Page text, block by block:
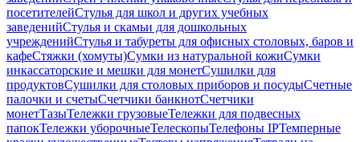
посетителейСтулья для школ и других учебных
заведенийСтулья и скамьи для дошкольных
учрежденийСтулья и табуреты для офисных столовых, баров и
кафеСтяжки (хомуты)Сумки из натуральной кожиСумки
инкассаторские и мешки для монетСушилки для
продуктовСушилки для столовых приборов и посудыСчетные
палочки и счетыСчетчики банкнотСчетчики
монетТазыТележки грузовыеТележки для подвесных
папокТележки уборочныеТелескопыТелефоны IPТемперные